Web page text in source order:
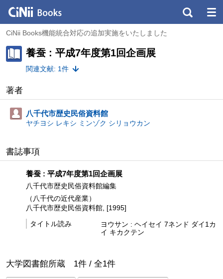
CiNii Books機能統合対応の追加実施をいたしました
養蚕 : 平成7年度第1回企画展
関連文献: 1件
著者
八千代市歴史民俗資料館
ヤチヨシ レキシ ミンゾク シリョウカン
書誌事項
養蚕 : 平成7年度第1回企画展
八千代市歴史民俗資料館編集
（八千代の近代産業）
八千代市歴史民俗資料館, [1995]
タイトル読み
ヨウサン : ヘイセイ 7ネンド ダイ1カ
イ キカクテン
大学図書館所蔵 1件 / 全1件